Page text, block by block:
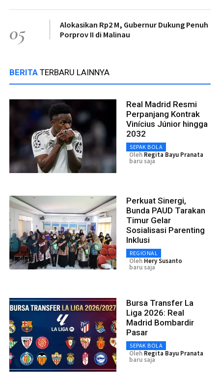
05
Alokasikan Rp2 M, Gubernur Dukung Penuh
Porprov II di Malinau
BERITA TERBARU LAINNYA
Real Madrid Resmi
Perpanjang Kontrak
Vinícius Júnior hingga
2032
SEPAK BOLA
Oleh Regita Bayu Pranata
baru saja
Perkuat Sinergi,
Bunda PAUD Tarakan
Timur Gelar
Sosialisasi Parenting
Inklusi
REGIONAL
Oleh Hery Susanto
baru saja
Bursa Transfer La
Liga 2026: Real
Madrid Bombardir
Pasar
SEPAK BOLA
Oleh Regita Bayu Pranata
baru saja